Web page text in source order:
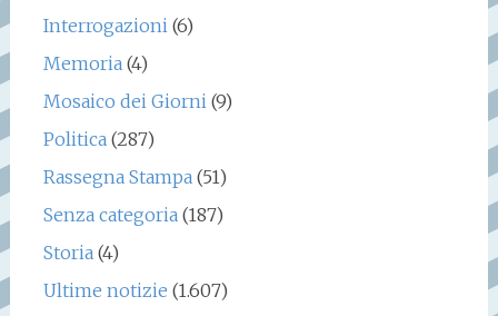
Interrogazioni(6)
Memoria(4)
Mosaico dei Giorni(9)
Politica(287)
Rassegna Stampa(51)
Senza categoria(187)
Storia(4)
Ultime notizie (1.607)